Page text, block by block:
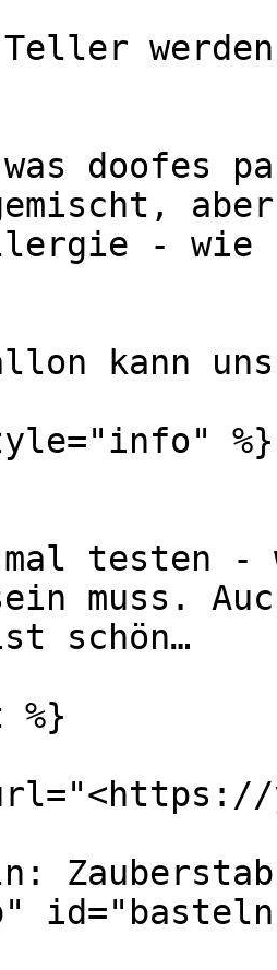
Teller
doofes
gemischt,
- wie
kann
%}
mal testen
muss.
schön…
%}